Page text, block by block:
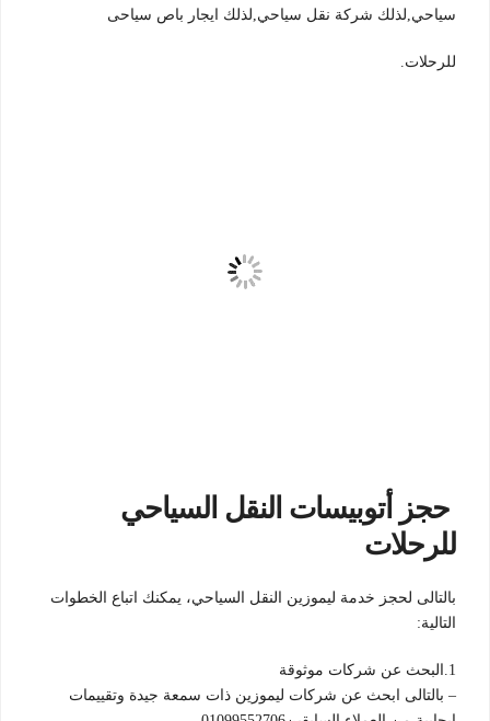
سياحي,لذلك شركة نقل سياحي,لذلك ايجار باص سياحى
للرحلات.
حجز أتوبيسات النقل السياحي
للرحلات
بالتالى لحجز خدمة ليموزين النقل السياحي، يمكنك اتباع الخطوات
التالية:
1.البحث عن شركات موثوقة
– بالتالى ابحث عن شركات ليموزين ذات سمعة جيدة وتقييمات